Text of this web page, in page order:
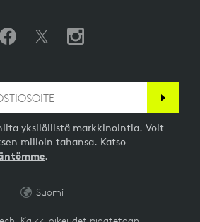
yksilöllistä markkinointia. Voit
milloin tahansa. Katso
.
Suomi